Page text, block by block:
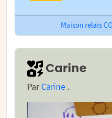
Maison relais
Carine
ParCarine .